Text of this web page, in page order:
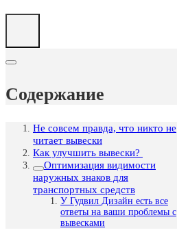
Содержание
Не совсем правда, что никто не
читает вывески
Как улучшить вывески?
Оптимизация видимости
наружных знаков для
транспортных средств
У Гудвил Дизайн есть все
ответы на ваши проблемы с
вывесками